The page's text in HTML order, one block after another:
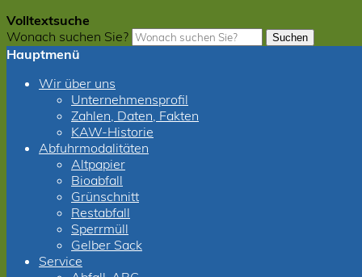
Volltextsuche
Wonach suchen Sie?
Suchen
Hauptmenü
Wir über uns
Unternehmensprofil
Zahlen, Daten, Fakten
KAW-Historie
Abfuhrmodalitäten
Altpapier
Bioabfall
Grünschnitt
Restabfall
Sperrmüll
Gelber Sack
Service